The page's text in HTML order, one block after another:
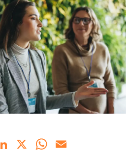
LinkedIn
X WhatsApp